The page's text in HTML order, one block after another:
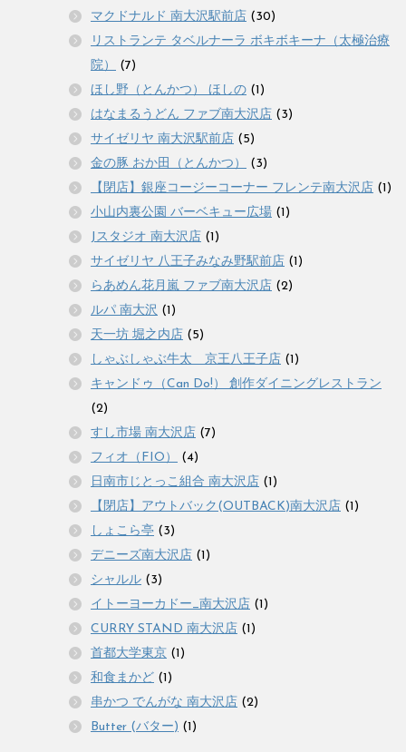
マクドナルド 南大沢駅前店 (30)
リストランテ タベルナーラ ボキボキーナ（太極治療
院）
(7)
ほし野（とんかつ） ほしの (1)
はなまるうどん ファブ南大沢店 (3)
サイゼリヤ 南大沢駅前店 (5)
金の豚 おか田（とんかつ）
(3)
【閉店】銀座コージーコーナー フレンテ南大沢店 (1)
小山内裏公園 バーベキュー広場 (1)
Jスタジオ 南大沢店 (1)
サイゼリヤ 八王子みなみ野駅前店 (1)
らあめん花月嵐 ファブ南大沢店 (2)
ルパ 南大沢 (1)
天一坊 堀之内店 (5)
しゃぶしゃぶ牛太 京王八王子店 (1)
キャンドゥ（Can Do!） 創作ダイニングレストラン
(2)
すし市場 南大沢店 (7)
フィオ（FIO）
(4)
日南市じとっこ組合 南大沢店 (1)
【閉店】アウトバック(OUTBACK)南大沢店 (1)
しょこら亭 (3)
デニーズ南大沢店 (1)
シャルル (3)
イトーヨーカドー_南大沢店 (1)
CURRY STAND 南大沢店 (1)
首都大学東京 (1)
和食まかど (1)
串かつ でんがな 南大沢店 (2)
Butter (バター) (1)